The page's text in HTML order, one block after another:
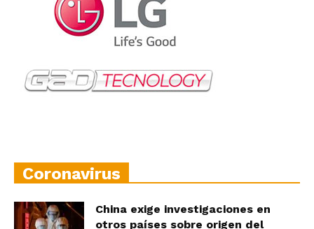
Coronavirus
China exige investigaciones en
otros países sobre origen del